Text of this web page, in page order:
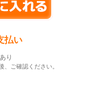
払い
り
ご確認ください。